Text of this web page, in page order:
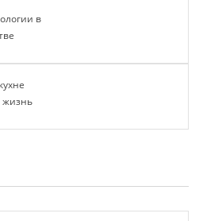
в
жизнь